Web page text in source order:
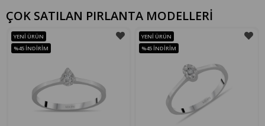
ÇOK SATILAN PIRLANTA MODELLERİ
YENI ÜRÜN
%45 İNDIRIM
YENI ÜRÜN
%45 İNDIRIM